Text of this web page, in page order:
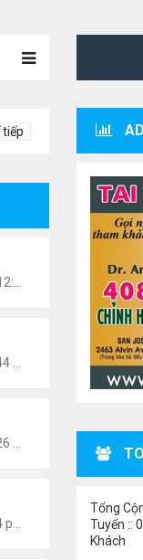
tiếp
Tổng
Tuyến ::
Khách